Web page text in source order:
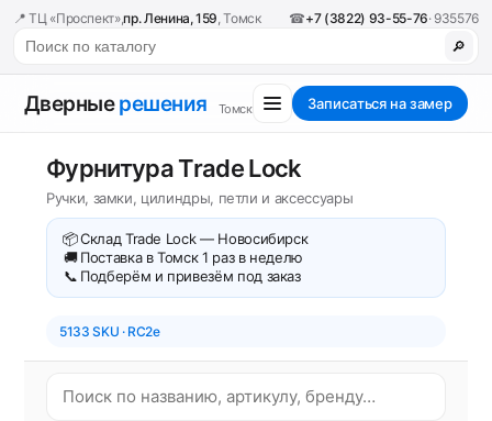
📍 ТЦ «Проспект»,пр. Ленина, 159, Томск ☎+7 (3822) 93-55-76· 935576
🔎
Дверныерешения Томск Записаться на замер
Фурнитура Trade Lock
Ручки, замки, цилиндры, петли и аксессуары
📦Склад Trade Lock — Новосибирск
🚚 Поставка в Томск 1 раз в неделю
📞 Подберём и привезём под заказ
5133 SKU · RC2e